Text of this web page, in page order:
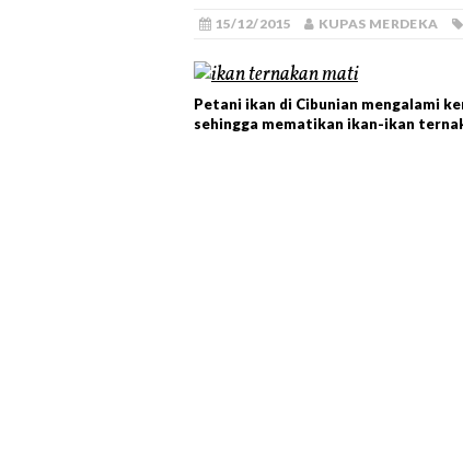
15/12/2015 KUPAS MERDEKA
Petani ikan di Cibunian mengalami
sehingga mematikan ikan-ikan